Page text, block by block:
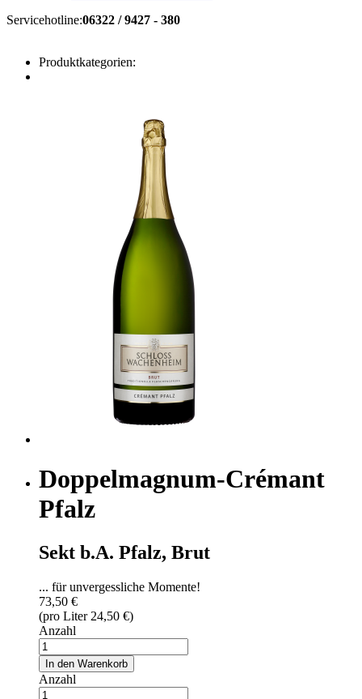
Servicehotline:06322 / 9427 - 380
Produktkategorien:
Doppelmagnum-Crémant
Pfalz
Sekt b.A. Pfalz, Brut
... für unvergessliche Momente!
73,50 €
(pro Liter 24,50 €)
Anzahl
In den Warenkorb
Anzahl